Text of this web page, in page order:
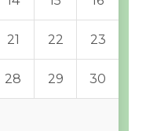
21 22 23
28 29 30